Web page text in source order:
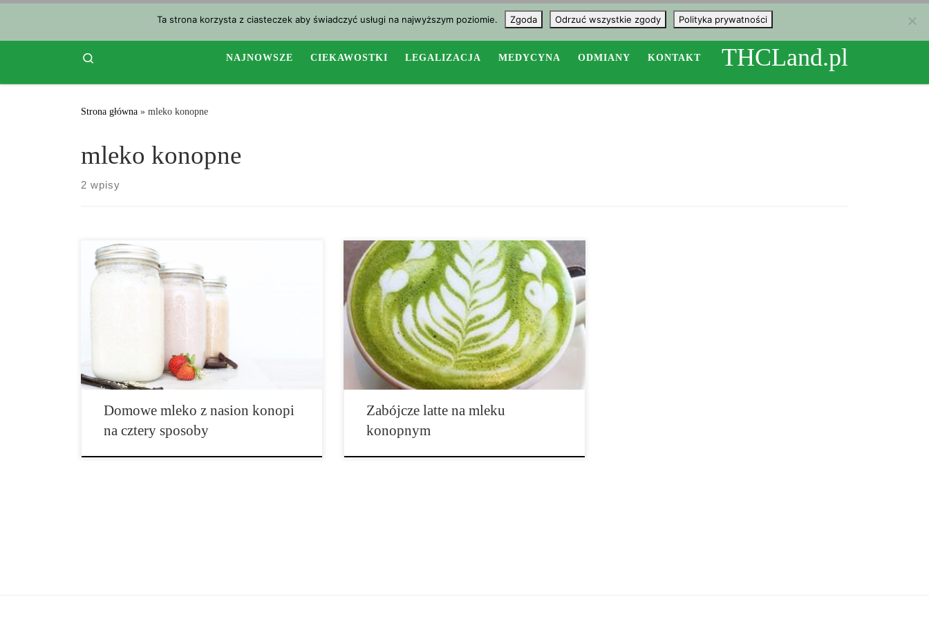
THCLand.pl
NAJNOWSZE CIEKAWOSTKI LEGALIZACJA MEDYCYNA ODMIANY KONTAKT
Strona główna » mleko konopne
mleko konopne
2 wpisy
Czas wykonania: 10 minut Ilość porcji: 3 Standardowe
mleko konopne Składniki: • 3 szklanki zimnej wody •
konopne Składniki: • 3 szklanki zimnej wody • 1
Domowe mleko z nasion konopi
na cztery sposoby
Zastępowanie mlekiem konopnym tradycyjnego mleka
sprawia, że kawa jest również rekomendowana dla
wegan, jako super – zdrowe konopne latte. Latte
składa się z espresso, spienionego mleka i mlecznej
pianki. Dla tych, którzy omijają mleczarnie, czy to ze
względu na ograniczenia […]
Zabójcze latte na mleku
konopnym
Ta strona korzysta z ciasteczek aby świadczyć usługi na najwyższym poziomie. Zgoda Odrzuć wszystkie zgody Polityka prywatności